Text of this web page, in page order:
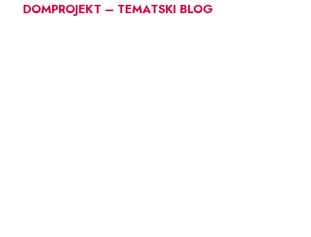
DOMPROJEKT – TEMATSKI BLOG